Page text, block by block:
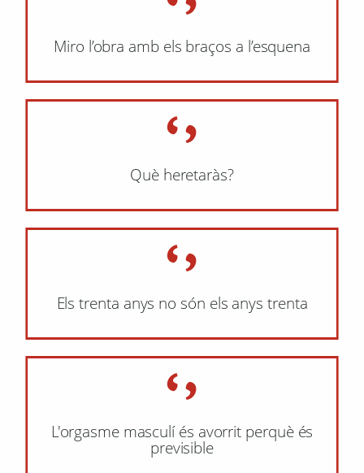
Miro l’obra amb els braços a l’esquena
Què heretaràs?
Els trenta anys no són els anys trenta
L'orgasme masculí és avorrit perquè és
previsible